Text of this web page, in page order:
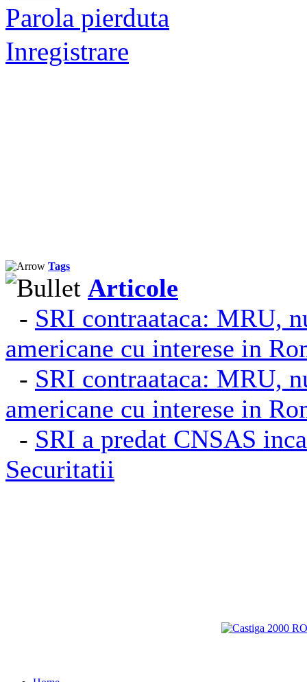
Parola pierduta
Inregistrare
Tags
Articole
- SRI contraataca: MRU,
americane cu interese in
- SRI contraataca: MRU,
americane cu interese in
- SRI a predat CNSAS
Securitatii